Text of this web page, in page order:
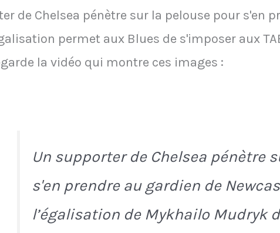
de Chelsea pénètre sur la pelouse pour s'en
permet aux Blues de s'imposer aux
la vidéo qui montre ces images :
Un supporter de Chelsea pénètre
s'en prendre au gardien de
l’égalisation de Mykhailo Mudryk